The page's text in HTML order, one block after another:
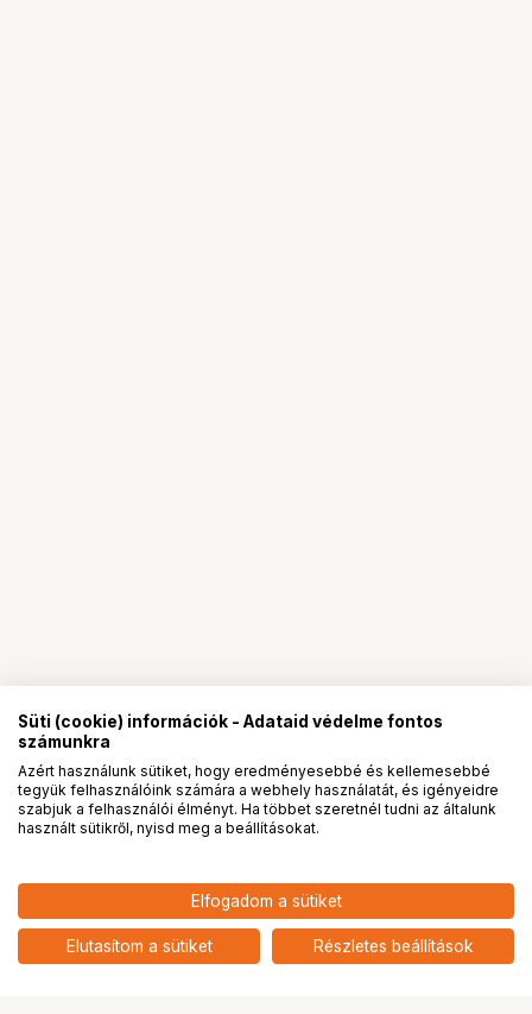
PROpartnerségek
Süti (cookie) információk - Adataid védelme fontos
számunkra
Azért használunk sütiket, hogy eredményesebbé és kellemesebbé
tegyük felhasználóink számára a webhely használatát, és igényeidre
szabjuk a felhasználói élményt. Ha többet szeretnél tudni az általunk
használt sütikről, nyisd meg a beállításokat.
Elfogadom a sütiket
Elutasítom a sütiket Részletes beállítások